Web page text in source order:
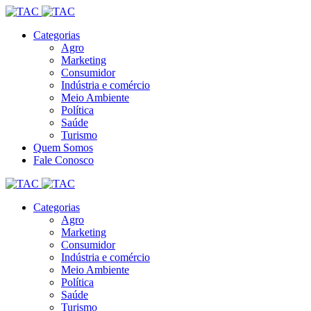
Categorias
Agro
Marketing
Consumidor
Indústria e comércio
Meio Ambiente
Política
Saúde
Turismo
Quem Somos
Fale Conosco
Categorias
Agro
Marketing
Consumidor
Indústria e comércio
Meio Ambiente
Política
Saúde
Turismo